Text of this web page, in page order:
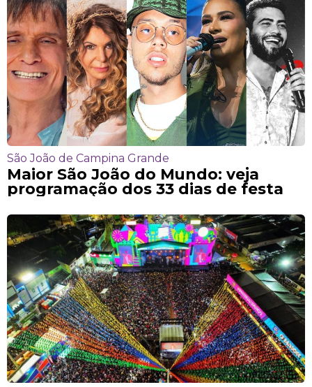
São João de Campina Grande
Maior São João do Mundo: veja
programação dos 33 dias de festa